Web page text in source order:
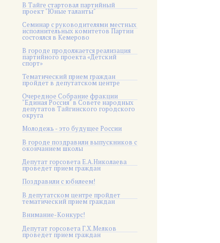
В Тайге стартовал партийный
проект "Юные таланты"
Семинар с руководителями местных
исполнительных комитетов Партии
состоялся в Кемерово
В городе продолжается реализация
партийного проекта «Детский
спорт»
Тематический прием граждан
пройдет в депутатском центре
Очередное Собрание фракции
"Единая Россия" в Совете народных
депутатов Тайгинского городского
округа
Молодежь - это будущее России
В городе поздравили выпускников с
окончанием школы
Депутат горсовета Е.А.Николаева
проведет прием граждан
Поздравили с юбилеем!
В депутатском центре пройдет
тематический прием граждан
Внимание-Конкурс!
Депутат горсовета Г.Х.Мелков
проведет прием граждан